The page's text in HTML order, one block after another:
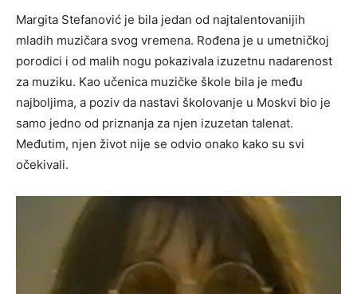
Margita Stefanović je bila jedan od najtalentovanijih
mladih muzičara svog vremena. Rođena je u umetničkoj
porodici i od malih nogu pokazivala izuzetnu nadarenost
za muziku. Kao učenica muzičke škole bila je među
najboljima, a poziv da nastavi školovanje u Moskvi bio je
samo jedno od priznanja za njen izuzetan talenat.
Međutim, njen život nije se odvio onako kako su svi
očekivali.